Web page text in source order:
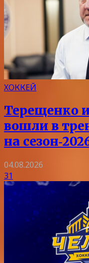
ХОККЕЙ
Терещенко
вошли в
на
04.08.2026
31